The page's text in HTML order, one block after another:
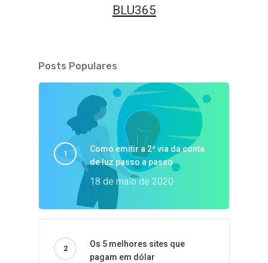
BLU365
Posts Populares
Como emitir a 2ª via da conta
de luz passo a passo
18 de maio de 2020
Os 5 melhores sites que
pagam em dólar